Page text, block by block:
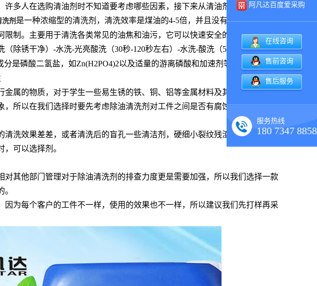
许多人在选购清油剂时不知道要考虑哪些因素，接下来从清油剂是否腐蚀、清
洗剂 是一种浓缩型的清洗剂，清洗效率是煤油的4-5倍，并且没有煤油汽油的异
限制。主要用于清洗各类常见的油焦和油污，它可以快速安全的溶解油焦和油
（除锈干净）-水洗-光亮酸洗（30秒-120秒左右）-水洗-酸洗（5-7分钟）-水洗-
分是磷酸二氢盐，如Zn(H2PO4)2以及适量的游离磷酸和加速剂等。
金属的物质，对于学生一些易生锈的铁、铜、铝等金属材料及其影响合金，在
，所以在我们选择时要先考虑除油清洗剂对工件之间是否有腐蚀性。
清洗效果差差，或者清洗后的盲孔一些清洁剂，硬细小裂纹残渣冲洗掉，这时
可以选择剂。
对其他部门管理对于除油清洗剂的排查力度更是需要加强，所以我们选择一款
因为每个客户的工件不一样，使用的效果也不一样，所以建议我们先打样再采
阿凡达百度爱采购
在线咨询
售前咨询
售后服务
服务热线
180 7347 8858